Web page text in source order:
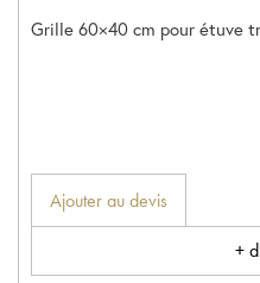
Grille 60×40 cm pour étuve
Ajouter au devis
+